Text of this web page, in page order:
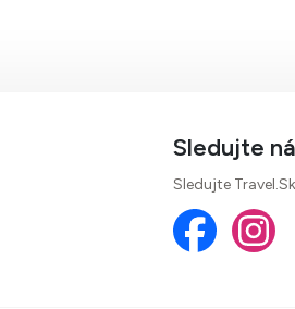
Sledujte
Sledujte